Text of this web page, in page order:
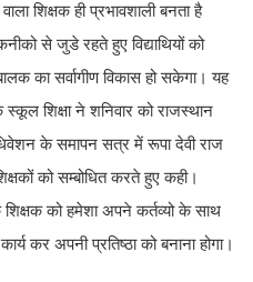
शिक्षक ही प्रभावशाली बनता है
से जुडे रहते हुए विद्याथियों को
का सर्वागीण विकास हो सकेगा। यह
शिक्षा ने शनिवार को राजस्थान
के समापन सत्र में रूपा देवी राज
को सम्बोधित करते हुए कही।
शिक्षक को हमेशा अपने कर्तव्यो के साथ
कर अपनी प्रतिष्ठा को बनाना होगा।